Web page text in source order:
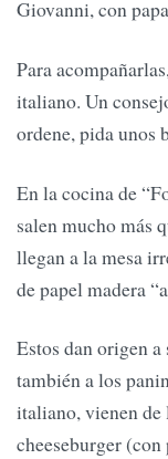
Giovanni, con
Para
italiano. Un
ordene, pida unos
En la cocina de
salen mucho más
llegan a la mesa
de papel madera
Estos dan origen
también a los
italiano, vienen de
cheeseburger